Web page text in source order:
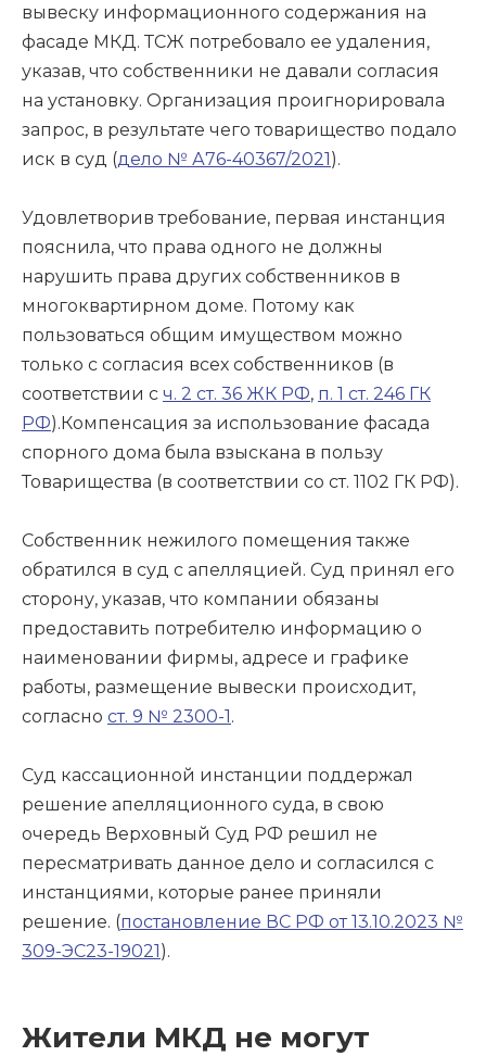
вывеску информационного содержания на
фасаде МКД. ТСЖ потребовало ее удаления,
указав, что собственники не давали согласия
на установку. Организация проигнорировала
запрос, в результате чего товарищество подало
иск в суд (дело № А76-40367/2021).
Удовлетворив требование, первая инстанция
пояснила, что права одного не должны
нарушить права других собственников в
многоквартирном доме. Потому как
пользоваться общим имуществом можно
только с согласия всех собственников (в
соответствии с ч. 2 ст. 36 ЖК РФ, п. 1 ст. 246 ГК
РФ).Компенсация за использование фасада
спорного дома была взыскана в пользу
Товарищества (в соответствии со ст. 1102 ГК РФ).
Собственник нежилого помещения также
обратился в суд с апелляцией. Суд принял его
сторону, указав, что компании обязаны
предоставить потребителю информацию о
наименовании фирмы, адресе и графике
работы, размещение вывески происходит,
согласно ст. 9 № 2300-1.
Суд кассационной инстанции поддержал
решение апелляционного суда, в свою
очередь Верховный Суд РФ решил не
пересматривать данное дело и согласился с
инстанциями, которые ранее приняли
решение. (постановление ВС РФ от 13.10.2023 №
309-ЭС23-19021).
Жители МКД не могут